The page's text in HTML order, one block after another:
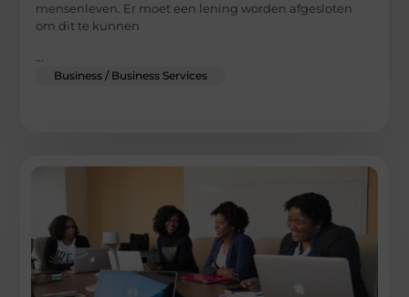
mensenleven. Er moet een lening worden afgesloten
om dit te kunnen
Business / Business Services